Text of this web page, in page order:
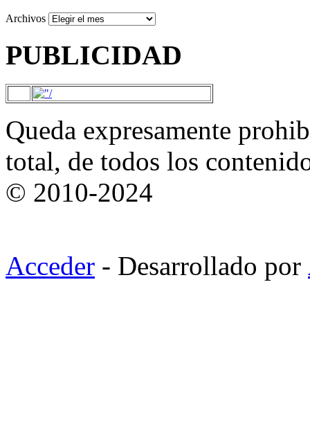
Archivos
PUBLICIDAD
Queda expresamente
total, de todos los
© 2010-2024
Acceder - Desarrollado por